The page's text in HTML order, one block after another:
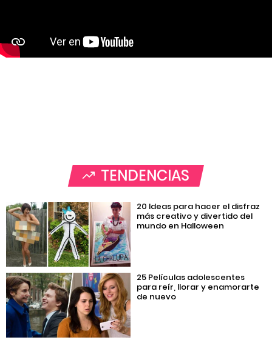
TENDENCIAS
20 Ideas para hacer el disfraz
más creativo y divertido del
mundo en Halloween
25 Películas adolescentes
para reír, llorar y enamorarte
de nuevo